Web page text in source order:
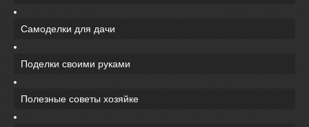
Самоделки для дачи
Поделки своими руками
Полезные советы хозяйке